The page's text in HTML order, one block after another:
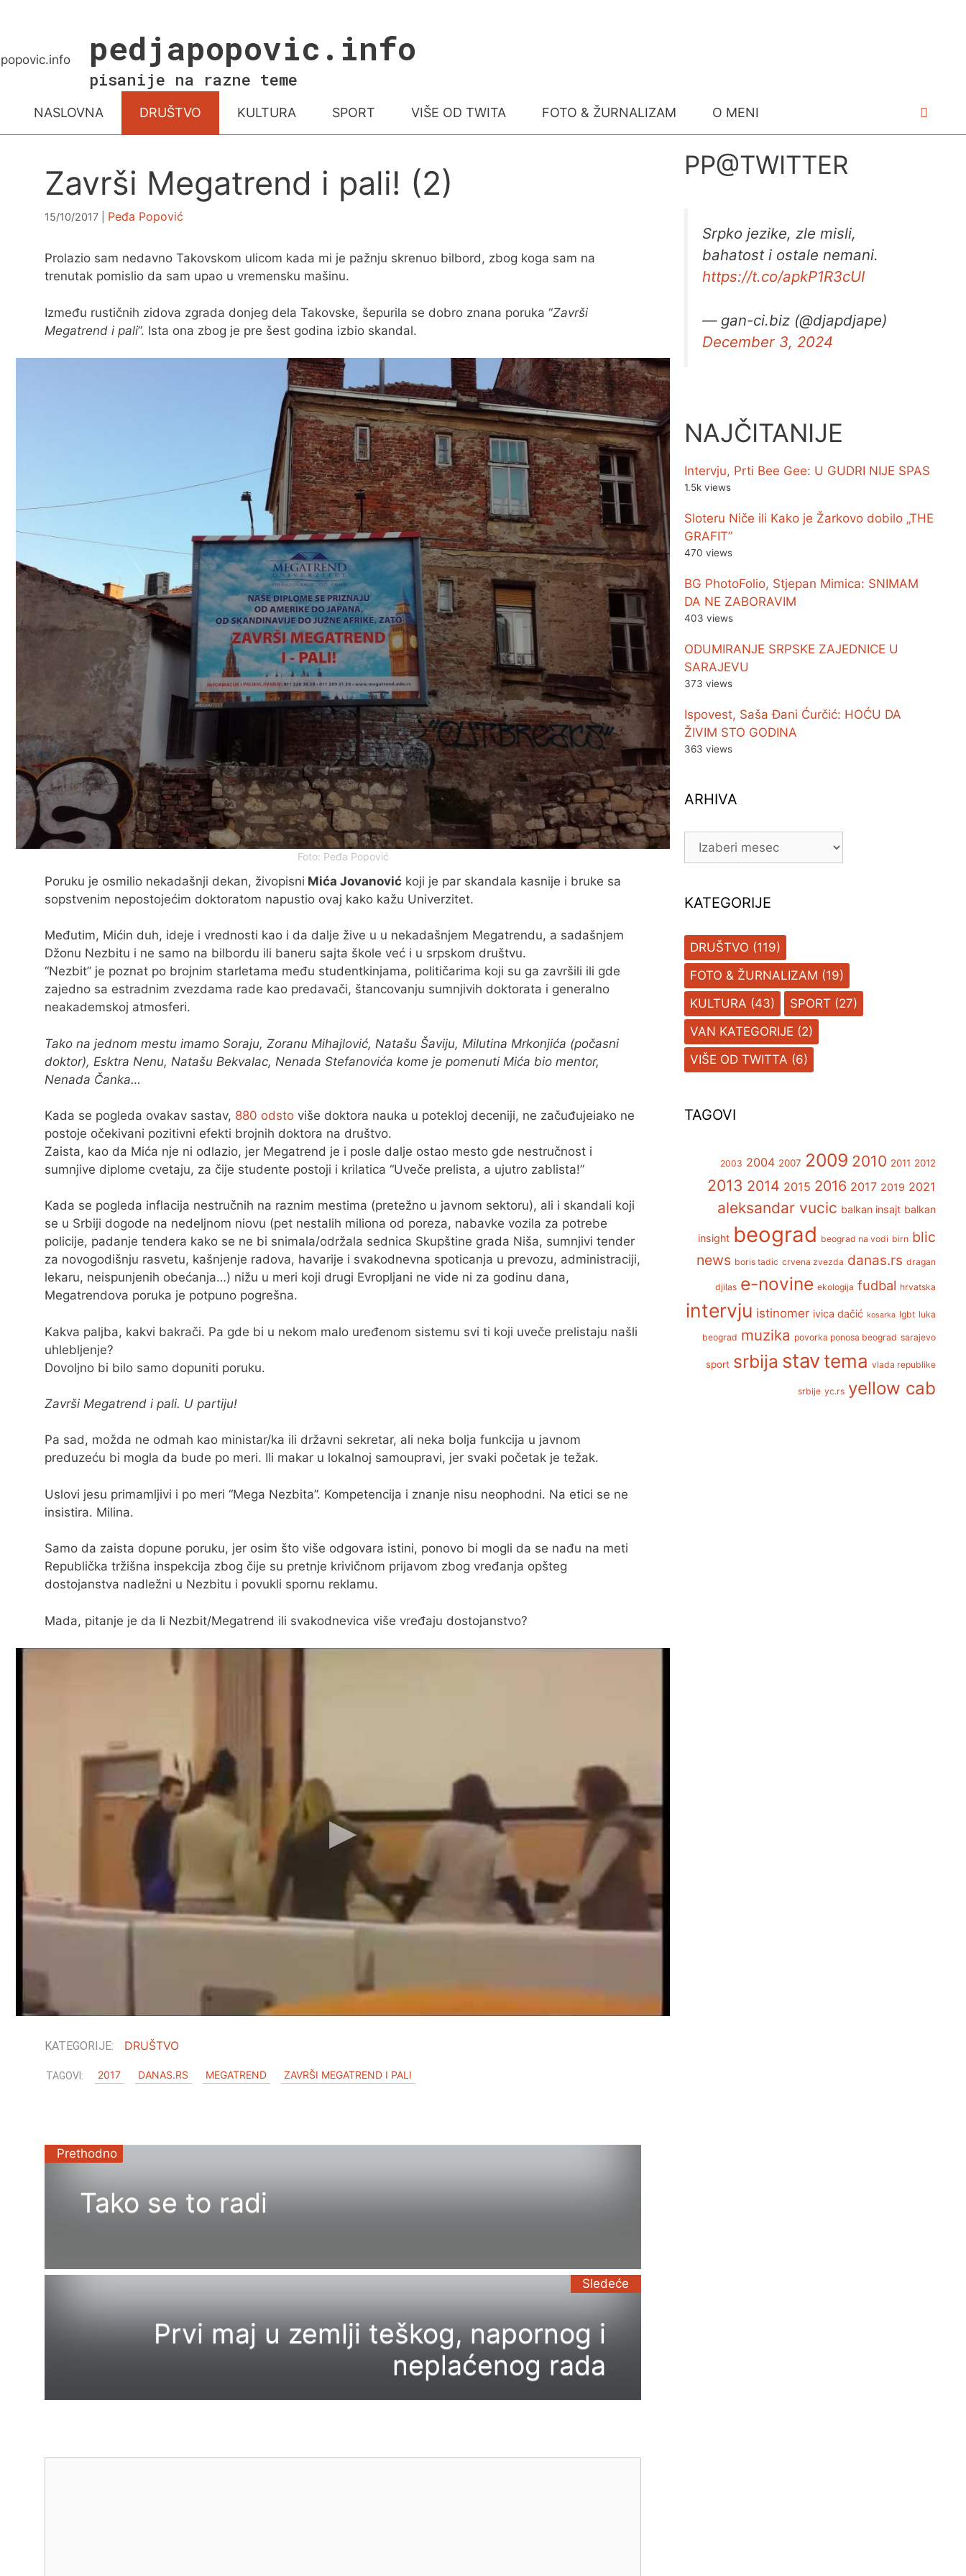
pedjapopovic.info
pisanije na razne teme
NASLOVNA DRUŠTVO KULTURA SPORT VIŠE OD TWITA FOTO & ŽURNALIZAM O MENI
Završi Megatrend i pali! (2)
15/10/2017 Peđa Popović
Prolazio sam nedavno Takovskom ulicom kada mi je pažnju skrenuo bilbord, zbog koga sam na
trenutak pomislio da sam upao u vremensku mašinu.
Između rustičnih zidova zgrada donjeg dela Takovske, šepurila se dobro znana poruka “Završi
Megatrend i pali”. Ista ona zbog je pre šest godina izbio skandal.
Foto: Peđa Popović
Poruku je osmilio nekadašnji dekan, živopisni Mića Jovanović koji je par skandala kasnije i bruke sa
sopstvenim nepostojećim doktoratom napustio ovaj kako kažu Univerzitet.
Međutim, Mićin duh, ideje i vrednosti kao i da dalje žive u u nekadašnjem Megatrendu, a sadašnjem
Džonu Nezbitu i ne samo na bilbordu ili baneru sajta škole već i u srpskom društvu.
“Nezbit” je poznat po brojnim starletama među studentkinjama, političarima koji su ga završili ili gde
zajedno sa estradnim zvezdama rade kao predavači, štancovanju sumnjivih doktorata i generalno
neakademskoj atmosferi.
Tako na jednom mestu imamo Soraju, Zoranu Mihajlović, Natašu Šaviju, Milutina Mrkonjića (počasni
doktor), Esktra Nenu, Natašu Bekvalac, Nenada Stefanovića kome je pomenuti Mića bio mentor,
Nenada Čanka…
Kada se pogleda ovakav sastav, 880 odsto više doktora nauka u potekloj deceniji, ne začuđujeiako ne
postoje očekivani pozitivni efekti brojnih doktora na društvo.
Zaista, kao da Mića nje ni odlazio, jer Megatrend je i posle dalje ostao mesto gde nestručnost i
sumnjive diplome cvetaju, za čije studente postoji i krilatica “Uveče prelista, a ujutro zablista!”
Kada se pogleda inflacija nestručnih na raznim mestima (pretežno u javnom sektoru), ali i skandali koji
se u Srbiji dogode na nedeljnom niovu (pet nestalih miliona od poreza, nabavke vozila za potrebe
policije, padanje tendera kako se ne bi snimala/održala sednica Skupštine grada Niša, sumnjivi tender
za novogodišnju rasvetu, kašnjenje radova, havarije i svakodnevna spoticanja u prevozu, administraciji,
lekaru, neispunjenih obećanja…) nižu u meri koji drugi Evropljani ne vide ni za godinu dana,
Megatrendova poruka je potpuno pogrešna.
Kakva paljba, kakvi bakrači. Pa gde bi u nekom malo uređenom sistemu svi ti koji uveče prelistaju našli
uhlebljenje?
Dovoljno bi bilo samo dopuniti poruku.
Završi Megatrend i pali. U partiju!
Pa sad, možda ne odmah kao ministar/ka ili državni sekretar, ali neka bolja funkcija u javnom
preduzeću bi mogla da bude po meri. Ili makar u lokalnoj samoupravi, jer svaki početak je težak.
Uslovi jesu primamljivi i po meri “Mega Nezbita”. Kompetencija i znanje nisu neophodni. Na etici se ne
insistira. Milina.
Samo da zaista dopune poruku, jer osim što više odgovara istini, ponovo bi mogli da se nađu na meti
Republička tržišna inspekcija zbog čije su pretnje krivičnom prijavom zbog vređanja opšteg
dostojanstva nadležni u Nezbitu i povukli spornu reklamu.
Mada, pitanje je da li Nezbit/Megatrend ili svakodnevica više vređaju dostojanstvo?
DRUŠTVO
2017 DANAS.RS MEGATREND ZAVRŠI MEGATREND I PALI
Prethodno
Tako se to radi
Prvi maj u zemlji teškog, napornog i
neplaćenog rada
Sledeće
PP@TWITTER
Srpko jezike, zle misli,
bahatost i ostale nemani.
https://t.co/apkP1R3cUI
— gan-ci.biz (@djapdjape)
December 3, 2024
NAJČITANIJE
Intervju, Prti Bee Gee: U GUDRI NIJE SPAS
1.5k views
Sloteru Niče ili Kako je Žarkovo dobilo „THE
GRAFIT”
470 views
BG PhotoFolio, Stjepan Mimica: SNIMAM
DA NE ZABORAVIM
403 views
ODUMIRANJE SRPSKE ZAJEDNICE U
SARAJEVU
373 views
Ispovest, Saša Đani Ćurčić: HOĆU DA
ŽIVIM STO GODINA
363 views
ARHIVA
ARHIVA
KATEGORIJE
DRUŠTVO (119)
FOTO & ŽURNALIZAM (19)
KULTURA (43) SPORT (27)
VAN KATEGORIJE (2)
VIŠE OD TWITTA (6)
TAGOVI
2003 2004 2007 2009 2010 2011 2012
2013 2014 2015 2016 2017 2019 2021
aleksandar vucic balkan insajt balkan
insight beograd beograd na vodi birn blic
news boris tadic crvena zvezda danas.rs dragan
djilas e-novine ekologija fudbal hrvatska
intervju istinomer ivica dačić kosarka lgbt luka
beograd muzika povorka ponosa beograd sarajevo
sport srbija stavtema vlada republike
srbije yc.rs yellow cab